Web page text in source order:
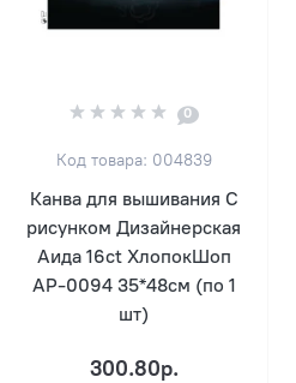
0
Код товара: 004839
Канва для вышивания С
рисунком Дизайнерская
Аида 16ct ХлопокШоп
АР-0094 35*48см (по 1
шт)
300.80р.